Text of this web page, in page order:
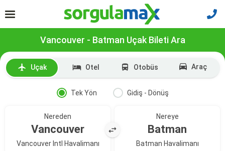
Vancouver - Batman Uçak Bileti Ara
Uçak Otel Otobüs Araç
Tek Yön Gidiş - Dönüş
Nereden
Vancouver
Vancouver Intl Havalimanı
Nereye
Batman
Batman Havalimanı